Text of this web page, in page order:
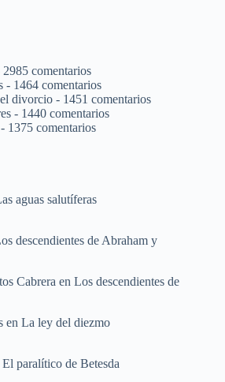
2985 comentarios
- 1464 comentarios
el divorcio - 1451 comentarios
- 1440 comentarios
- 1375 comentarios
aguas salutíferas
descendientes de Abraham y
Cabrera en Los descendientes de
en La ley del diezmo
El paralítico de Betesda